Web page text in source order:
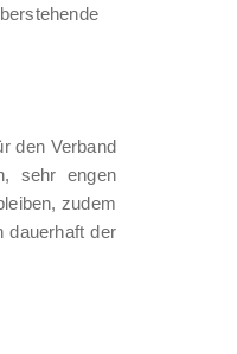
den Verband
sehr engen
zudem
dauerhaft der